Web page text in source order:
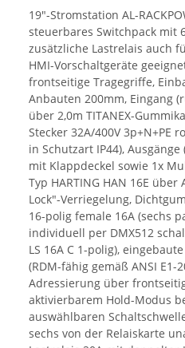
19"-Stromstation AL-
steuerbares Switchpack mit
zusätzliche Lastrelais auch
HMI-Vorschaltgeräte
frontseitige Tragegriffe,
Anbauten 200mm, Eingang
über 2,0m TITANEX-
Stecker 32A/400V 3p+N+PE
in Schutzart IP44),
mit Klappdeckel sowie 1x
Typ HARTING HAN 16E
Lock"-Verriegelung,
16-polig female 16A (sechs
individuell per DMX512
LS 16A C 1-polig),
(RDM-fähig gemäß ANSI E1-
Adressierung über
aktivierbarem Hold-Modus
auswählbaren
sechs von der Relaiskarte